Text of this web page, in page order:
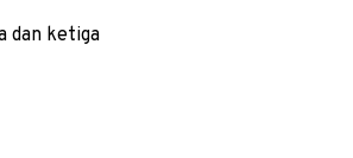
dan ketiga